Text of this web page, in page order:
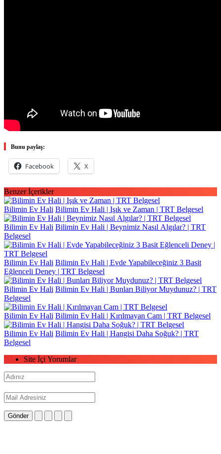
Bunu paylaş:
Facebook X
Benzer İçerikler
Bilimin Ev Hali Bilimin Ev Hali | Işık ve Zaman | TRT Belgesel
Bilimin Ev Hali Bilimin Ev Hali | Beynimiz Nasıl Algılar? | TRT
Belgesel
Bilimin Ev Hali Bilimin Ev Hali | Evde Yapabileceğiniz 3 Basit
Eğlenceli Deney | TRT Belgesel
Bilimin Ev Hali Bilimin Ev Hali | Bunları Biliyor Muydunuz? | TRT
Belgesel
Bilimin Ev Hali Bilimin Ev Hali | Kırılmayan Cam | TRT Belgesel
Bilimin Ev Hali Bilimin Ev Hali | Hangisi Daha Soğuk? | TRT
Belgesel
Site İçi Yorumlar
Gönder